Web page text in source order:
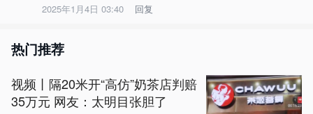
2025年1月4日 03:40 回复
热门推荐
视频丨隔20米开“高仿”奶茶店判赔
35万元 网友：太明目张胆了